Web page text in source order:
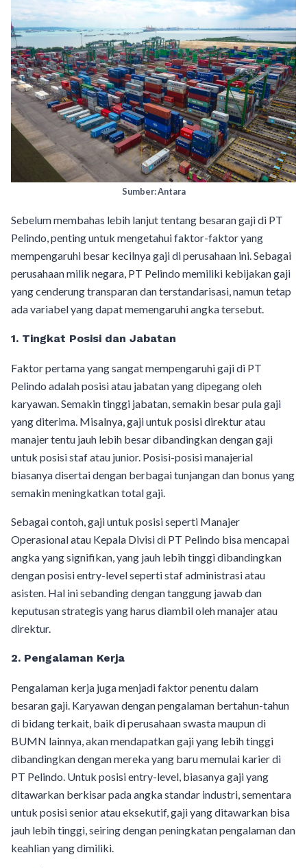
Sumber: Antara
Sebelum membahas lebih lanjut tentang besaran gaji di PT
Pelindo, penting untuk mengetahui faktor-faktor yang
mempengaruhi besar kecilnya gaji di perusahaan ini. Sebagai
perusahaan milik negara, PT Pelindo memiliki kebijakan gaji
yang cenderung transparan dan terstandarisasi, namun tetap
ada variabel yang dapat memengaruhi angka tersebut.
1. Tingkat Posisi dan Jabatan
Faktor pertama yang sangat mempengaruhi gaji di PT
Pelindo adalah posisi atau jabatan yang dipegang oleh
karyawan. Semakin tinggi jabatan, semakin besar pula gaji
yang diterima. Misalnya, gaji untuk posisi direktur atau
manajer tentu jauh lebih besar dibandingkan dengan gaji
untuk posisi staf atau junior. Posisi-posisi manajerial
biasanya disertai dengan berbagai tunjangan dan bonus yang
semakin meningkatkan total gaji.
Sebagai contoh, gaji untuk posisi seperti Manajer
Operasional atau Kepala Divisi di PT Pelindo bisa mencapai
angka yang signifikan, yang jauh lebih tinggi dibandingkan
dengan posisi entry-level seperti staf administrasi atau
asisten. Hal ini sebanding dengan tanggung jawab dan
keputusan strategis yang harus diambil oleh manajer atau
direktur.
2. Pengalaman Kerja
Pengalaman kerja juga menjadi faktor penentu dalam
besaran gaji. Karyawan dengan pengalaman bertahun-tahun
di bidang terkait, baik di perusahaan swasta maupun di
BUMN lainnya, akan mendapatkan gaji yang lebih tinggi
dibandingkan dengan mereka yang baru memulai karier di
PT Pelindo. Untuk posisi entry-level, biasanya gaji yang
ditawarkan berkisar pada angka standar industri, sementara
untuk posisi senior atau eksekutif, gaji yang ditawarkan bisa
jauh lebih tinggi, seiring dengan peningkatan pengalaman dan
keahlian yang dimiliki.